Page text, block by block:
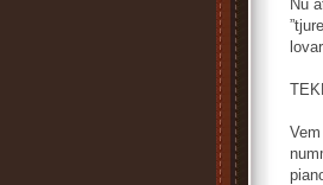
Nu